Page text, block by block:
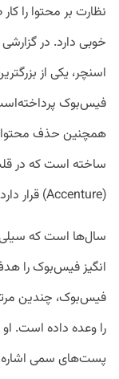
نظارت بر محتوا را
خوبی دارد. در
اسنچر، یکی از
فیس‌بوک
همچنین حذف
ساخته است که در
(Accenture) قرار دارد.
سال‌ها است که سیلی
انگیز فیس‌بوک را
فیس‌بوک، چندین
را وعده داده است.
پست‌های سمی اشاره